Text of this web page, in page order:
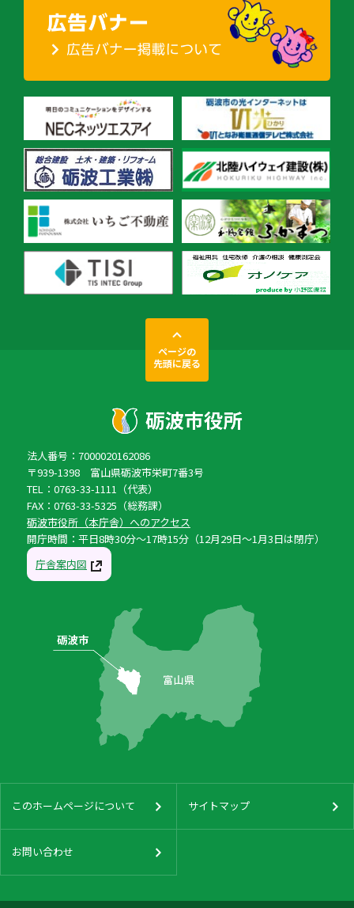
ページの
先頭に戻る
法人番号：7000020162086
〒939-1398 富山県砺波市栄町7番3号
TEL：0763-33-1111（代表）
FAX：0763-33-5325（総務課）
砺波市役所（本庁舎）へのアクセス
開庁時間：平日8時30分〜17時15分（12月29日〜1月3日は閉庁）
庁舎案内図
このホームページについて サイトマップ
お問い合わせ